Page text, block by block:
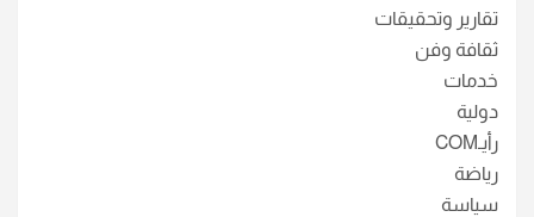
تقارير وتحقيقات
ثقافة وفن
خدمات
دولية
رأيـCOM
رياضة
سياسة